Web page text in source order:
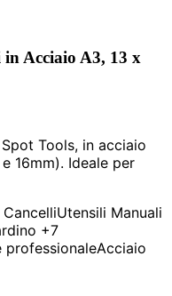
Acciaio A3, 13 x
Tools, in acciaio
16mm). Ideale per
Utensili Manuali
+7
professionaleAcciaio